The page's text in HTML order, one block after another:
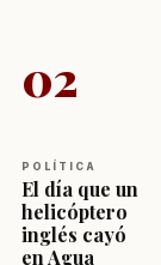
02
POLÍTICA
El día que un
helicóptero
inglés cayó
en Agua